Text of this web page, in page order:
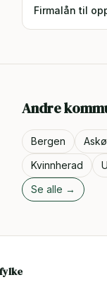
Firmalån til
Andre
Bergen
Kvinnherad
Se alle →